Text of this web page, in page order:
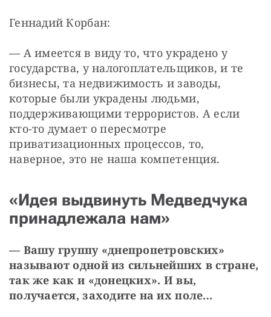
Геннадий Корбан:
— А имеется в виду то, что украдено у
государства, у налогоплательщиков, и те
бизнесы, та недвижимость и заводы,
которые были украдены людьми,
поддерживающими террористов. А если
кто-то думает о пересмотре
приватизационных процессов, то,
наверное, это не наша компетенция.
«Идея выдвинуть Медведчука
принадлежала нам»
— Вашу группу «днепропетровских»
называют одной из сильнейших в стране,
так же как и «донецких». И вы,
получается, заходите на их поле…